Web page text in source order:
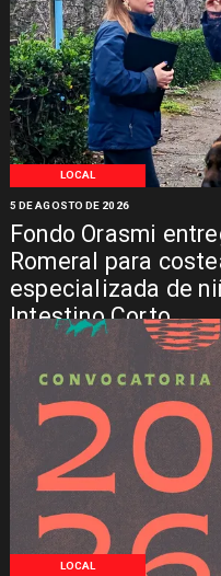
LOCAL
Fondo Orasmi
Romeral para
especializada de
Intestino Corto
5 DE AGOSTO DE 2026
LOCAL